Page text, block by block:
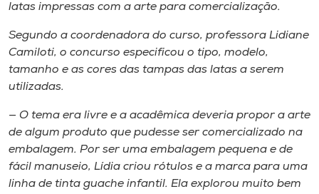
Selecione
o idioma
A+
A-
latas impressas com a arte para comercialização.
Segundo a coordenadora do curso, professora Lidiane
Camiloti, o concurso especificou o tipo, modelo,
tamanho e as cores das tampas das latas a serem
utilizadas.
— O tema era livre e a acadêmica deveria propor a arte
de algum produto que pudesse ser comercializado na
embalagem. Por ser uma embalagem pequena e de
fácil manuseio, Lídia criou rótulos e a marca para uma
linha de tinta guache infantil. Ela explorou muito bem